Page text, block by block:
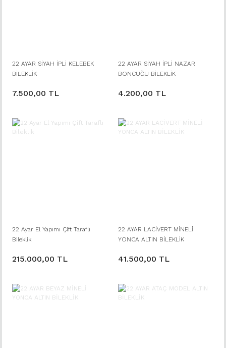
22 AYAR SİYAH İPLİ KELEBEK
BİLEKLİK
7.500,00 TL
22 AYAR SİYAH İPLİ NAZAR
BONCUĞU BİLEKLİK
4.200,00 TL
22 Ayar El Yapımı Çift Taraflı
Bileklik
215.000,00 TL
22 AYAR LACİVERT MİNELİ
YONCA ALTIN BİLEKLİK
41.500,00 TL